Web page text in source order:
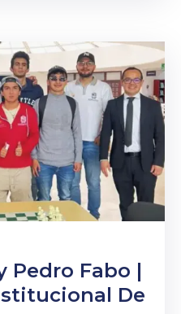
Pedro Fabo |
De